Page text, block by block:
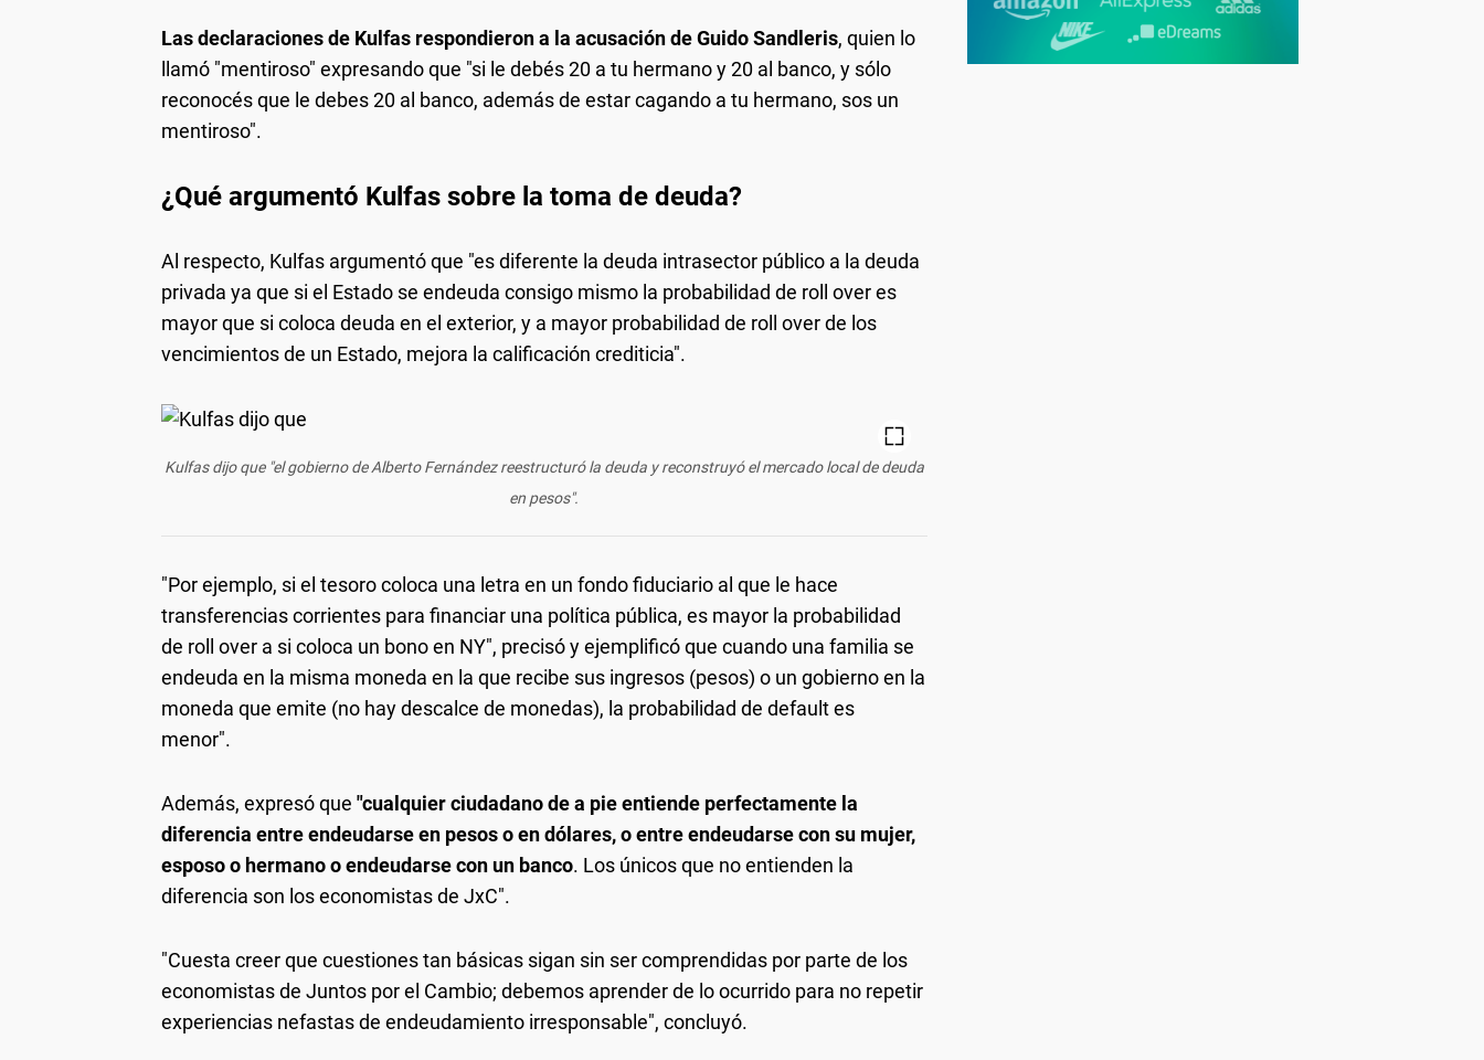
Las declaraciones de Kulfas respondieron a la acusación de Guido Sandleris, quien lo
llamó "mentiroso" expresando que "si le debés 20 a tu hermano y 20 al banco, y sólo
reconocés que le debes 20 al banco, además de estar cagando a tu hermano, sos un
mentiroso".
¿Qué argumentó Kulfas sobre la toma de deuda?
Al respecto, Kulfas argumentó que "es diferente la deuda intrasector público a la deuda
privada ya que si el Estado se endeuda consigo mismo la probabilidad de roll over es
mayor que si coloca deuda en el exterior, y a mayor probabilidad de roll over de los
vencimientos de un Estado, mejora la calificación crediticia".
Kulfas dijo que "el gobierno de Alberto Fernández reestructuró la deuda y reconstruyó el mercado local de deuda
en pesos".
"Por ejemplo, si el tesoro coloca una letra en un fondo fiduciario al que le hace
transferencias corrientes para financiar una política pública, es mayor la probabilidad
de roll over a si coloca un bono en NY", precisó y ejemplificó que cuando una familia se
endeuda en la misma moneda en la que recibe sus ingresos (pesos) o un gobierno en la
moneda que emite (no hay descalce de monedas), la probabilidad de default es
menor".
Además, expresó que "cualquier ciudadano de a pie entiende perfectamente la
diferencia entre endeudarse en pesos o en dólares, o entre endeudarse con su mujer,
esposo o hermano o endeudarse con un banco. Los únicos que no entienden la
diferencia son los economistas de JxC".
"Cuesta creer que cuestiones tan básicas sigan sin ser comprendidas por parte de los
economistas de Juntos por el Cambio; debemos aprender de lo ocurrido para no repetir
experiencias nefastas de endeudamiento irresponsable", concluyó.